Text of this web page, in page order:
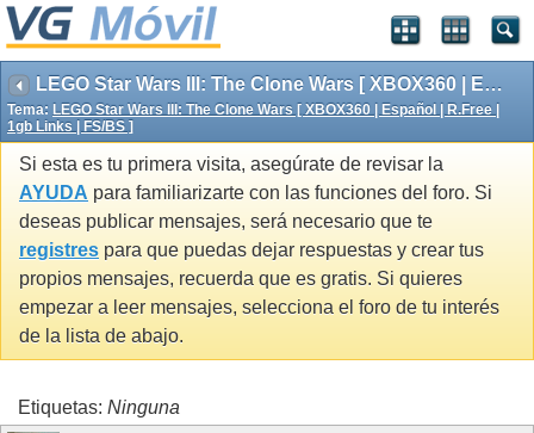
LEGO Star Wars III: The Clone Wars [ XBOX360 | Español | R.Free | 1gb Links | FS/BS ]
Tema: LEGO Star Wars III: The Clone Wars [ XBOX360 | Español | R.Free |
1gb Links | FS/BS ]
Si esta es tu primera visita, asegúrate de revisar la
AYUDA para familiarizarte con las funciones del foro. Si
deseas publicar mensajes, será necesario que te
registres para que puedas dejar respuestas y crear tus
propios mensajes, recuerda que es gratis. Si quieres
empezar a leer mensajes, selecciona el foro de tu interés
de la lista de abajo.
Etiquetas: Ninguna